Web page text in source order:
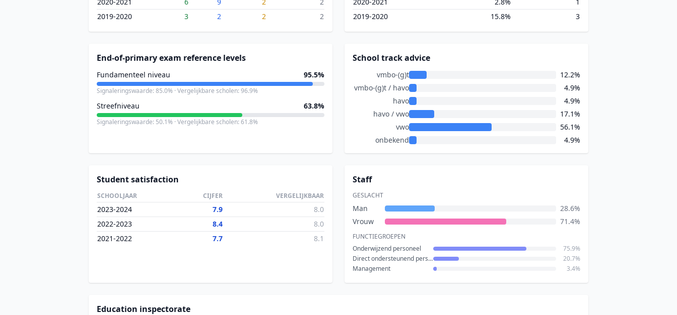
2019-2020
3 2 2 2
2019-2020
15.8% 3
End-of-primary exam reference levels
Fundamenteel niveau 95.5%
Signaleringswaarde: 85.0% · Vergelijkbare scholen: 96.9%
Streefniveau 63.8%
Signaleringswaarde: 50.1% · Vergelijkbare scholen: 61.8%
School track advice
vmbo-(g)t
12.2%
vmbo-(g)t / havo
4.9%
havo
4.9%
havo / vwo
17.1%
vwo
56.1%
onbekend
4.9%
Student satisfaction
SCHOOLJAAR CIJFER VERGELIJKBAAR
2023-2024 7.9
8.0
2022-2023
8.4
8.0
2021-2022
7.7 8.1
Staff
GESLACHT
Man
28.6%
Vrouw
71.4%
FUNCTIEGROEPEN
Onderwijzend personeel
75.9%
Direct ondersteunend personeel
20.7%
Management
3.4%
Education inspectorate